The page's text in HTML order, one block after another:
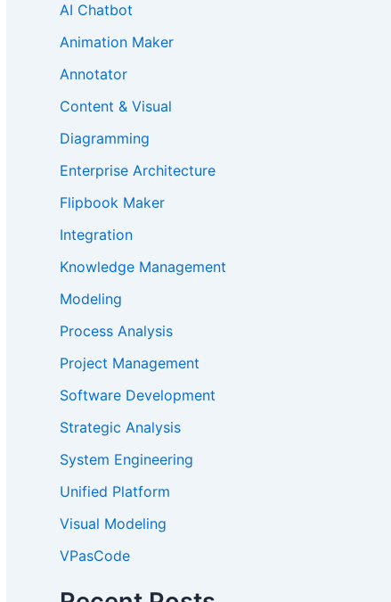
AI Chatbot
Animation Maker
Annotator
Content & Visual
Diagramming
Enterprise Architecture
Flipbook Maker
Integration
Knowledge Management
Modeling
Process Analysis
Project Management
Software Development
Strategic Analysis
System Engineering
Unified Platform
Visual Modeling
VPasCode